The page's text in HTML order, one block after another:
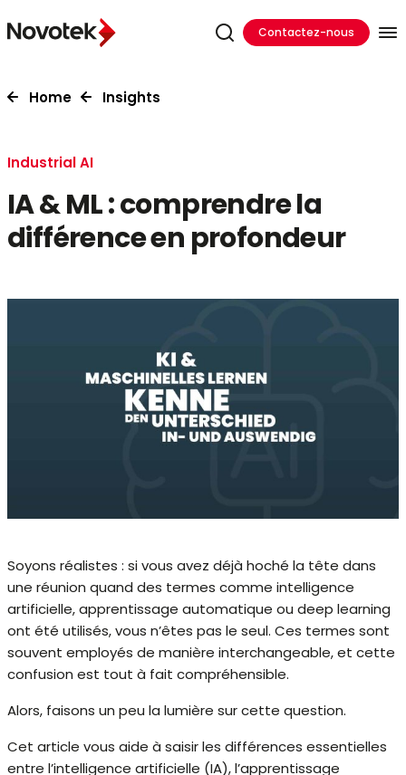
Contactez-nous
Home Insights
Industrial AI
IA & ML : comprendre la
différence en profondeur
Soyons réalistes : si vous avez déjà hoché la tête dans
une réunion quand des termes comme intelligence
artificielle, apprentissage automatique ou deep learning
ont été utilisés, vous n’êtes pas le seul. Ces termes sont
souvent employés de manière interchangeable, et cette
confusion est tout à fait compréhensible.
Alors, faisons un peu la lumière sur cette question.
Cet article vous aide à saisir les différences essentielles
entre l’intelligence artificielle (IA), l’apprentissage